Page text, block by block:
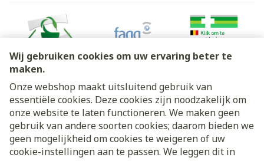
Wij gebruiken cookies om uw ervaring beter te
maken.
Onze webshop maakt uitsluitend gebruik van
essentiële cookies. Deze cookies zijn noodzakelijk om
onze website te laten functioneren. We maken geen
gebruik van andere soorten cookies; daarom bieden we
geen mogelijkheid om cookies te weigeren of uw
cookie-instellingen aan te passen. We leggen dit in
Juridische links